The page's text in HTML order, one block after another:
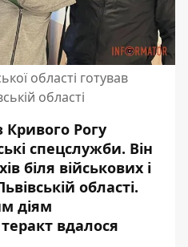
області готував
області
Кривого Рогу
спецслужби. Він
біля військових і
області.
діям
вдалося